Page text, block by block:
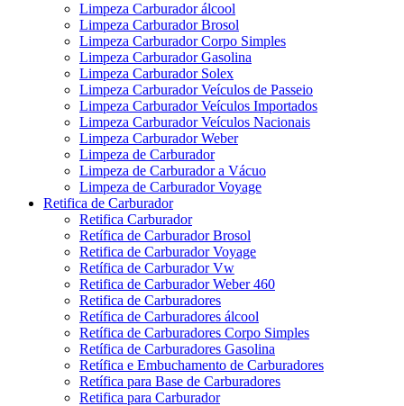
Limpeza Carburador álcool
Limpeza Carburador Brosol
Limpeza Carburador Corpo Simples
Limpeza Carburador Gasolina
Limpeza Carburador Solex
Limpeza Carburador Veículos de Passeio
Limpeza Carburador Veículos Importados
Limpeza Carburador Veículos Nacionais
Limpeza Carburador Weber
Limpeza de Carburador
Limpeza de Carburador a Vácuo
Limpeza de Carburador Voyage
Retifica de Carburador
Retifica Carburador
Retífica de Carburador Brosol
Retifica de Carburador Voyage
Retífica de Carburador Vw
Retifica de Carburador Weber 460
Retifica de Carburadores
Retífica de Carburadores álcool
Retífica de Carburadores Corpo Simples
Retífica de Carburadores Gasolina
Retífica e Embuchamento de Carburadores
Retífica para Base de Carburadores
Retifica para Carburador